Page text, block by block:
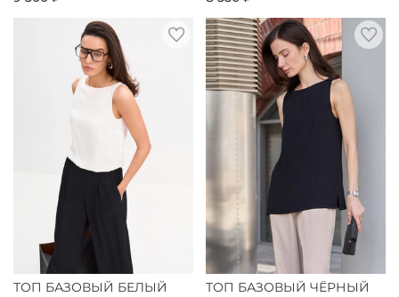
ТОП БАЗОВЫЙ БЕЛЫЙ
ТОП БАЗОВЫЙ ЧЁРНЫЙ